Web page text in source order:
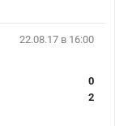
22.08.17 в 16:00
0
2